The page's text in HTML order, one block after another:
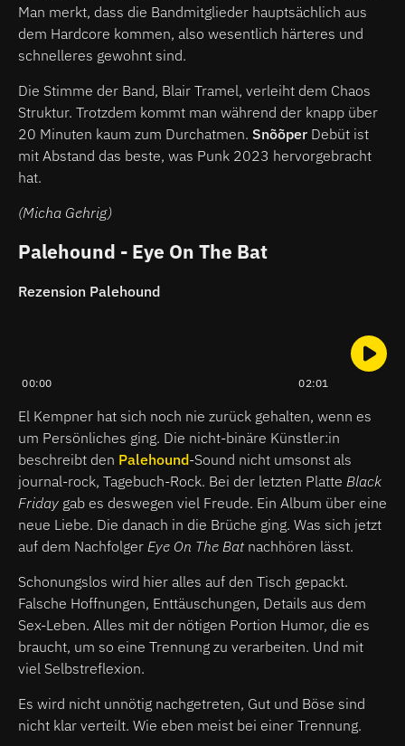
Man merkt, dass die Bandmitglieder hauptsächlich aus
dem Hardcore kommen, also wesentlich härteres und
schnelleres gewohnt sind.
Die Stimme der Band, Blair Tramel, verleiht dem Chaos
Struktur. Trotzdem kommt man während der knapp über
20 Minuten kaum zum Durchatmen. Snõõper Debüt ist
mit Abstand das beste, was Punk 2023 hervorgebracht
hat.
(Micha Gehrig)
Palehound - Eye On The Bat
Rezension Palehound
00:00 02:01
El Kempner hat sich noch nie zurück gehalten, wenn es
um Persönliches ging. Die nicht-binäre Künstler:in
beschreibt den Palehound-Sound nicht umsonst als
journal-rock, Tagebuch-Rock. Bei der letzten Platte Black
Friday gab es deswegen viel Freude. Ein Album über eine
neue Liebe. Die danach in die Brüche ging. Was sich jetzt
auf dem Nachfolger Eye On The Bat nachhören lässt.
Schonungslos wird hier alles auf den Tisch gepackt.
Falsche Hoffnungen, Enttäuschungen, Details aus dem
Sex-Leben. Alles mit der nötigen Portion Humor, die es
braucht, um so eine Trennung zu verarbeiten. Und mit
viel Selbstreflexion.
Es wird nicht unnötig nachgetreten, Gut und Böse sind
nicht klar verteilt. Wie eben meist bei einer Trennung.